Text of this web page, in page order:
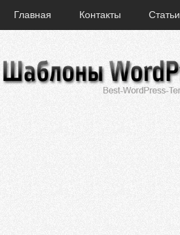
Главная Контакты Статьи